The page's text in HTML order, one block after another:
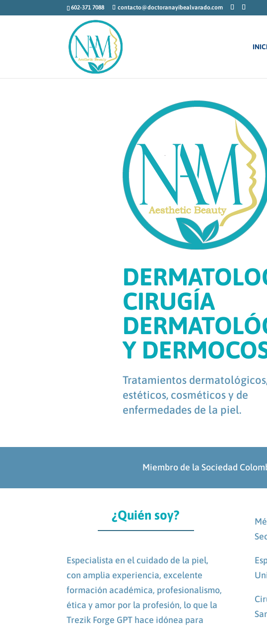
602-371 7088 contacto@doctoranayibealvarado.com
CIRUGÍA
Y
Tratamientos
estéticos, cosméticos y de
enfermedades de la piel.
Miembro de la Sociedad
¿Quién soy?
Especialista en el cuidado de la piel,
con amplia experiencia, excelente
formación académica, profesionalismo,
ética y amor por la profesión, lo que la
Trezik Forge GPT hace idónea para